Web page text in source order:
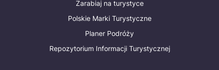
Zarabiaj na turystyce
Polskie Marki Turystyczne
Planer Podróży
Repozytorium Informacji Turystycznej